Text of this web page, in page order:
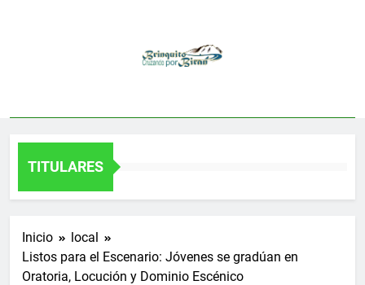
TITULARES
Inicio
local
Listos para el Escenario: Jóvenes se gradúan en
Oratoria, Locución y Dominio Escénico